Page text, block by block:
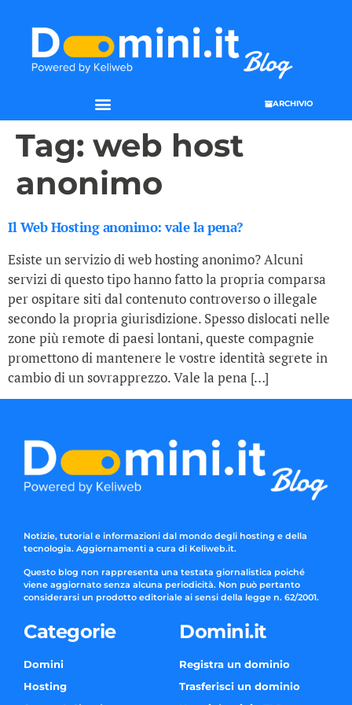
ARCHIVIO
Tag: web host
anonimo
Il Web Hosting anonimo: vale la pena?
Esiste un servizio di web hosting anonimo? Alcuni
servizi di questo tipo hanno fatto la propria comparsa
per ospitare siti dal contenuto controverso o illegale
secondo la propria giurisdizione. Spesso dislocati nelle
zone più remote di paesi lontani, queste compagnie
promettono di mantenere le vostre identità segrete in
cambio di un sovrapprezzo. Vale la pena […]
Notizie, tutorial e informazioni dal mondo degli hosting e della
tecnologia. Aggiornamenti a cura di Keliweb.it.
Questo blog non rappresenta una testata giornalistica poiché
viene aggiornato senza alcuna periodicità. Non può pertanto
considerarsi un prodotto editoriale ai sensi della legge n. 62/2001.
Categorie
Domini
Hosting
Domini.it
Registra un dominio
Trasferisci un dominio